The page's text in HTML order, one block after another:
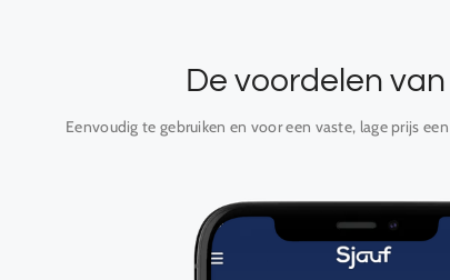
De voordelen
Eenvoudig te gebruiken en voor een vaste, lage prijs